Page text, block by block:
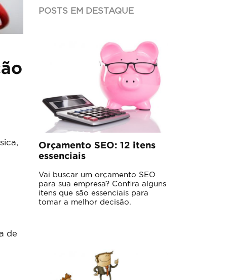
de
POSTS EM DESTAQUE
Orçamento SEO: 12 itens
essenciais
Vai buscar um orçamento SEO
para sua empresa? Confira alguns
itens que são essenciais para
tomar a melhor decisão.